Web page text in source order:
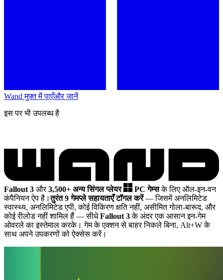
Wand मुफ़्त में पाएँऔर जानें
इस पर भी उपलब्ध है
Fallout 3 और3,500+ अन्य सिंगल प्लेयर PC गेम्सके लिए ऑल-इन-वन
कंपैनियन ऐप है।तुरंत 9 गेमप्ले सहायताएँ टॉगल करें— जिसमें अनलिमिटेड
स्वास्थ्य, अनलिमिटेड एपी, कोई विकिरण क्षति नहीं, असीमित गोला-बारूद, और
कोई रीलोड नहीं शामिल हैं — सीधेFallout 3के अंदर एक आसान इन-गेम
ओवरले का इस्तेमाल करके। गेम के एक्शन से बाहर निकले बिना, Alt+W के
साथ अपने उपकरणों को ऐक्सेस करें।